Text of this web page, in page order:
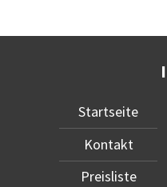
Startseite
Kontakt
Preisliste